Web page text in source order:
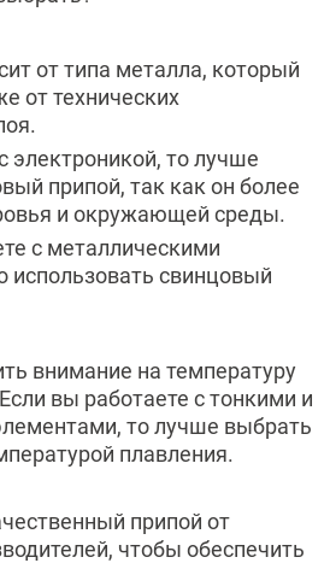
от типа металла, который
от технических
электроникой, то лучше
припой, так как он более
и окружающей среды.
с металлическими
использовать свинцовый
внимание на температуру
вы работаете с тонкими и
то лучше выбрать
плавления.
припой от
чтобы обеспечить